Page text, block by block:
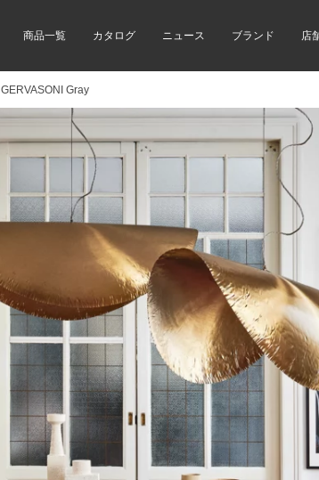
商品一覧 カタログ ニュース ブランド 店
GERVASONI Gray